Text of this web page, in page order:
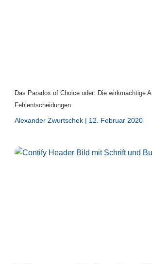
Das Paradox of Choice oder: Die wirkmächtige
Fehlentscheidungen
Alexander Zwurtschek 12. Februar 2020